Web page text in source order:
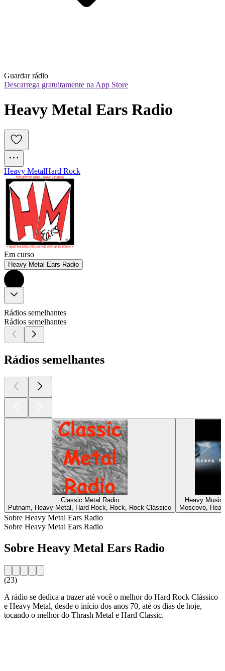
Guardar rádio
Descarrega gratuitamente na App Store
Heavy Metal Ears Radio
Heavy MetalHard Rock
Em curso
Heavy Metal Ears Radio
Rádios semelhantes
Rádios semelhantes
Rádios semelhantes
Classic Metal Radio
Putnam, Heavy Metal, Hard Rock, Rock, Rock Clássico
Heavy
Moscovo,
Sobre Heavy Metal Ears Radio
Sobre Heavy Metal Ears Radio
Sobre Heavy Metal Ears Radio
(23)
A rádio se dedica a trazer até você o melhor do Hard Rock Clássico
e Heavy Metal, desde o início dos anos 70, até os dias de hoje,
tocando o melhor do Thrash Metal e Hard Classic.